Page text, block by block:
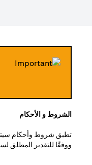
الشروط و الأحكام
تطبق شروط وأحكام سيتي
ووفقًا للتقدير المطلق